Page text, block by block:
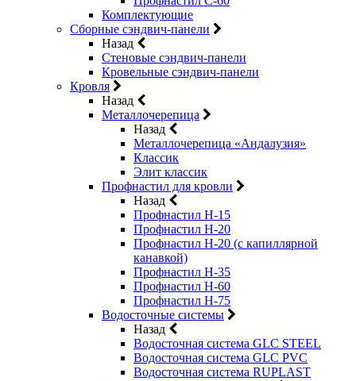
Комплектующие
Сборные сэндвич-панели
Назад
Стеновые сэндвич-панели
Кровельные сэндвич-панели
Кровля
Назад
Металлочерепица
Назад
Металлочерепица «Андалузия»
Классик
Элит классик
Профнастил для кровли
Назад
Профнастил Н-15
Профнастил Н-20
Профнастил Н-20 (с капиллярной
канавкой)
Профнастил Н-35
Профнастил Н-60
Профнастил Н-75
Водосточные системы
Назад
Водосточная система GLC STEEL
Водосточная система GLC PVC
Водосточная система RUPLAST